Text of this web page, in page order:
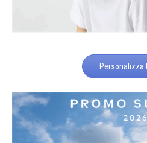
Personalizza